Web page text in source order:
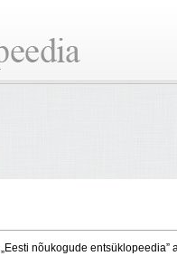
„Eesti nõukogude